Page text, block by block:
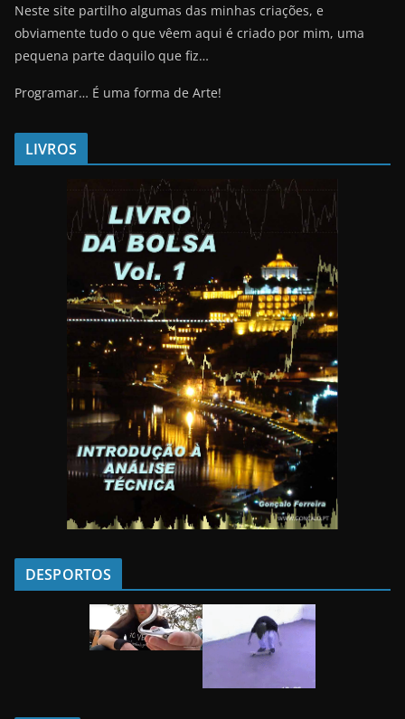
Neste site partilho algumas das minhas criações, e
obviamente tudo o que vêem aqui é criado por mim, uma
pequena parte daquilo que fiz…
Programar… É uma forma de Arte!
LIVROS
DESPORTOS